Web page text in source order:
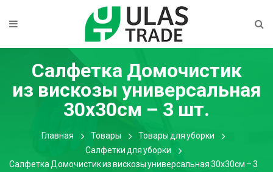
Салфетка Домочистик
из вискозы универсальная
30х30см – 3 шт.
Главная Товары
Товары для уборки
Салфетки для уборки
Салфетка Домочистик из вискозы универсальная 30х30см – 3